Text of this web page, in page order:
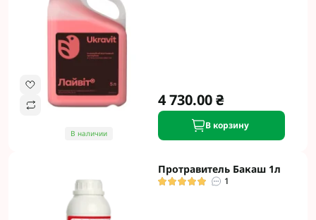
В наличии
4 730.00 ₴
В корзину
Протравитель Бакаш 1л
1